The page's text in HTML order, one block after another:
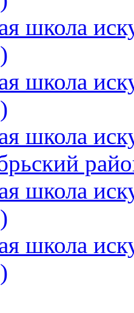
школа
школа
школа
школа
школа